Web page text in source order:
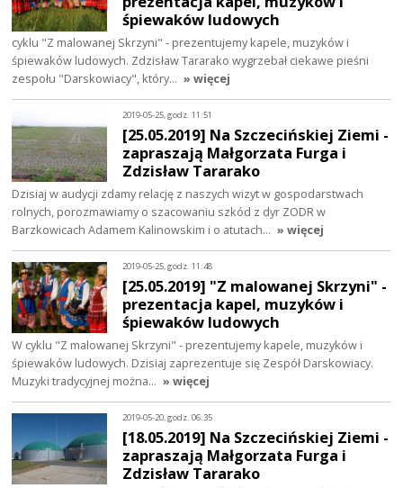
śpiewaków ludowych
cyklu "Z malowanej Skrzyni" - prezentujemy kapele, muzyków i
śpiewaków ludowych. Zdzisław Tararako wygrzebał ciekawe pieśni
zespołu "Darskowiacy", który… » więcej
2019-05-25, godz. 11:51
[25.05.2019] Na Szczecińskiej Ziemi -
zapraszają Małgorzata Furga i
Zdzisław Tararako
Dzisiaj w audycji zdamy relację z naszych wizyt w gospodarstwach
rolnych, porozmawiamy o szacowaniu szkód z dyr ZODR w
Barzkowicach Adamem Kalinowskim i o atutach… » więcej
2019-05-25, godz. 11:48
[25.05.2019] "Z malowanej Skrzyni" -
prezentacja kapel, muzyków i
śpiewaków ludowych
W cyklu "Z malowanej Skrzyni" - prezentujemy kapele, muzyków i
śpiewaków ludowych. Dzisiaj zaprezentuje się Zespół Darskowiacy.
Muzyki tradycyjnej można… » więcej
2019-05-20, godz. 06:35
[18.05.2019] Na Szczecińskiej Ziemi -
zapraszają Małgorzata Furga i
Zdzisław Tararako